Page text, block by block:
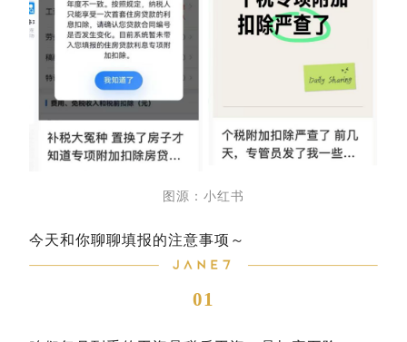
图源：小红书
今天和你聊聊填报的注意事项～
01